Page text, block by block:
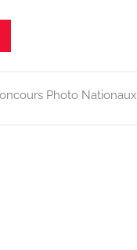
Photo Nationaux